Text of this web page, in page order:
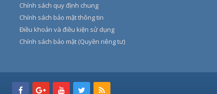
Chính sách quy định chung
Chính sách bảo mật thông tin
Điều khoản và điều kiện sử dụng
Chính sách bảo mật (Quyền riêng tư)